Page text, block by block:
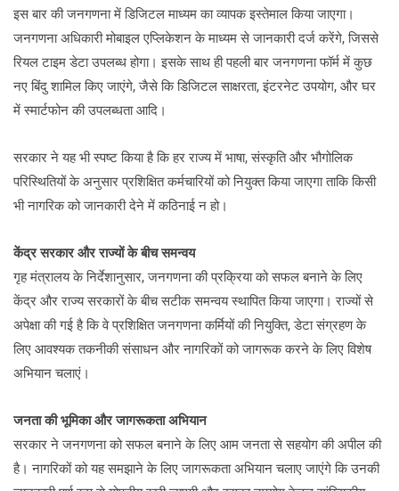
इस बार की जनगणना में डिजिटल माध्यम का व्यापक इस्तेमाल किया जाएगा।
जनगणना अधिकारी मोबाइल एप्लिकेशन के माध्यम से जानकारी दर्ज करेंगे, जिससे
रियल टाइम डेटा उपलब्ध होगा। इसके साथ ही पहली बार जनगणना फॉर्म में कुछ
नए बिंदु शामिल किए जाएंगे, जैसे कि डिजिटल साक्षरता, इंटरनेट उपयोग, और घर
में स्मार्टफोन की उपलब्धता आदि।
सरकार ने यह भी स्पष्ट किया है कि हर राज्य में भाषा, संस्कृति और भौगोलिक
परिस्थितियों के अनुसार प्रशिक्षित कर्मचारियों को नियुक्त किया जाएगा ताकि किसी
भी नागरिक को जानकारी देने में कठिनाई न हो।
केंद्र सरकार और राज्यों के बीच समन्वय
गृह मंत्रालय के निर्देशानुसार, जनगणना की प्रक्रिया को सफल बनाने के लिए
केंद्र और राज्य सरकारों के बीच सटीक समन्वय स्थापित किया जाएगा। राज्यों से
अपेक्षा की गई है कि वे प्रशिक्षित जनगणना कर्मियों की नियुक्ति, डेटा संग्रहण के
लिए आवश्यक तकनीकी संसाधन और नागरिकों को जागरूक करने के लिए विशेष
अभियान चलाएं।
जनता की भूमिका और जागरूकता अभियान
सरकार ने जनगणना को सफल बनाने के लिए आम जनता से सहयोग की अपील की
है। नागरिकों को यह समझाने के लिए जागरूकता अभियान चलाए जाएंगे कि उनकी